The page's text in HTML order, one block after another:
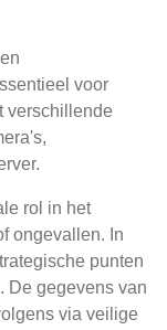
voor
verschillende
rol in het
ongevallen. In
punten
De gegevens van
via veilige